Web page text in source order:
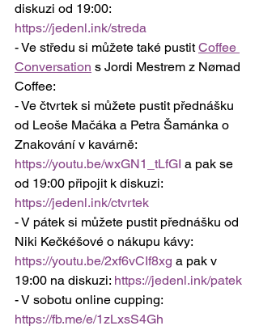
diskuzi od 19:00:
https://jedenl.ink/streda
- Ve středu si můžete také pustit Coffee
Conversation s Jordi Mestrem z Nømad
Coffee:
- Ve čtvrtek si můžete pustit přednášku
od Leoše Mačáka a Petra Šamánka o
Znakování v kavárně:
https://youtu.be/wxGN1_tLfGI a pak se
od 19:00 připojit k diskuzi:
https://jedenl.ink/ctvrtek
- V pátek si můžete pustit přednášku od
Niki Kečkéšové o nákupu kávy:
https://youtu.be/2xf6vCIf8xg a pak v
19:00 na diskuzi: https://jedenl.ink/patek
- V sobotu online cupping:
https://fb.me/e/1zLxsS4Gh